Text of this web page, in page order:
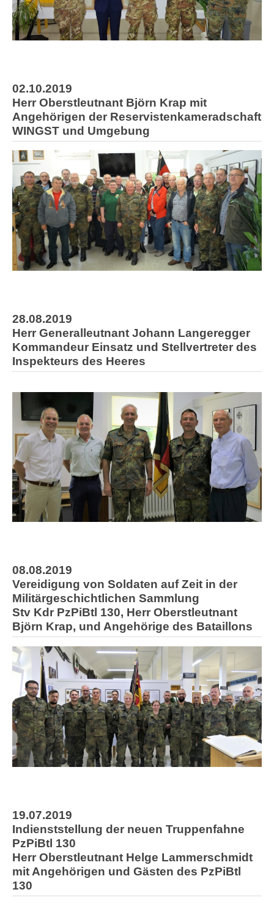
02.10.2019
Herr Oberstleutnant Björn Krap mit
Angehörigen der Reservistenkameradschaft
WINGST und Umgebung
28.08.2019
Herr Generalleutnant Johann Langeregger
Kommandeur Einsatz und Stellvertreter des
Inspekteurs des Heeres
08.08.2019
Vereidigung von Soldaten auf Zeit in der
Militärgeschichtlichen Sammlung
Stv Kdr PzPiBtl 130, Herr Oberstleutnant
Björn Krap, und Angehörige des Bataillons
19.07.2019
Indienststellung der neuen Truppenfahne
PzPiBtl 130
Herr Oberstleutnant Helge Lammerschmidt
mit Angehörigen und Gästen des PzPiBtl
130